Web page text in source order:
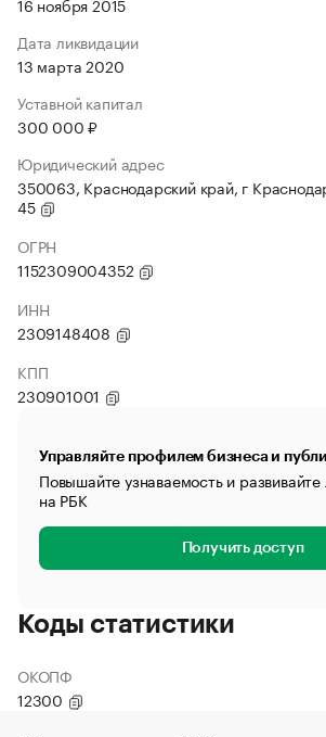
Дата ликвидации
13 марта 2020
Уставной капитал
300 000 ₽
Юридический адрес
350063, Краснодарский край, г
45
ОГРН
1152309004352
ИНН
2309148408
КПП
230901001
Управляйте профилем бизнеса и
Повышайте узнаваемость и
на РБК
Получить доступ
Коды статистики
ОКОПФ
12300